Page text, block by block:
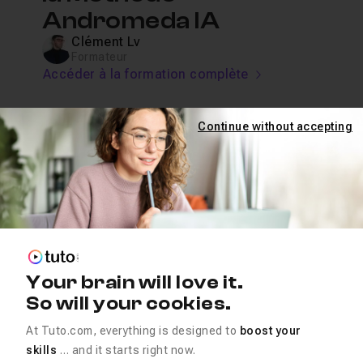
Andromeda IA
Clément Lv
Accéder à la formation complète